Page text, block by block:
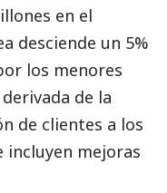
en el
desciende un 5%
los menores
de la
de clientes a los
incluyen mejoras